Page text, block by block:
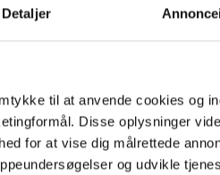
Detaljer
til at anvende cookies og
Disse oplysninger
for at vise dig målrettede
og udvikle